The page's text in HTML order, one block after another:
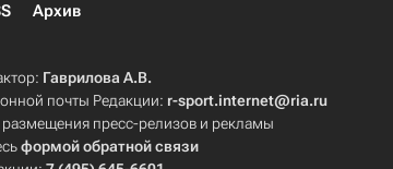
Архив
Гаврилова А.В.
почты Редакции: r-sport.internet@ria.ru
пресс-релизов и рекламы
формой обратной связи